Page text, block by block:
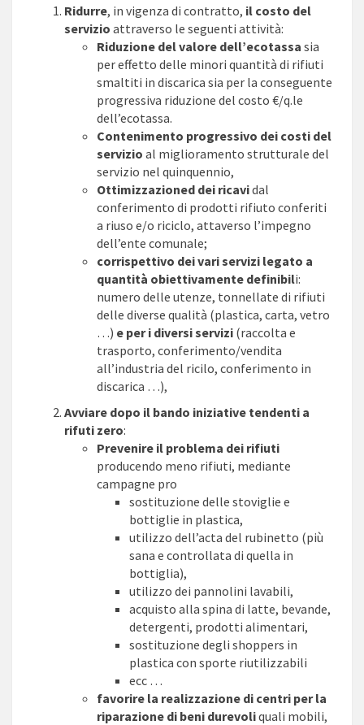
Ridurre, in vigenza di contratto, il costo del
servizio attraverso le seguenti attività:
Riduzione del valore dell’ecotassa sia
per effetto delle minori quantità di rifiuti
smaltiti in discarica sia per la conseguente
progressiva riduzione del costo €/q.le
dell’ecotassa.
Contenimento progressivo dei costi del
servizio al miglioramento strutturale del
servizio nel quinquennio,
Ottimizzazioned dei ricavidal
conferimento di prodotti rifiuto conferiti
a riuso e/o riciclo, attaverso l’impegno
dell’ente comunale;
corrispettivo dei vari servizi legato a
quantità obiettivamente definibili:
numero delle utenze, tonnellate di rifiuti
delle diverse qualità (plastica, carta, vetro
…) e per i diversi servizi (raccolta e
trasporto, conferimento/vendita
all’industria del ricilo, conferimento in
discarica …),
Avviare dopo il bando iniziative tendenti a
rifuti zero:
Prevenire il problema dei rifiuti
producendo meno rifiuti, mediante
campagne pro
sostituzione delle stoviglie e
bottiglie in plastica,
utilizzo dell’acta del rubinetto (più
sana e controllata di quella in
bottiglia),
utilizzo dei pannolini lavabili,
acquisto alla spina di latte, bevande,
detergenti, prodotti alimentari,
sostituzione degli shoppers in
plastica con sporte riutilizzabili
ecc …
favorire la realizzazione di centri per la
riparazione di beni durevoliquali mobili,